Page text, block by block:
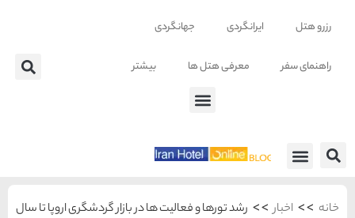
گردشگری اروپا تا سال